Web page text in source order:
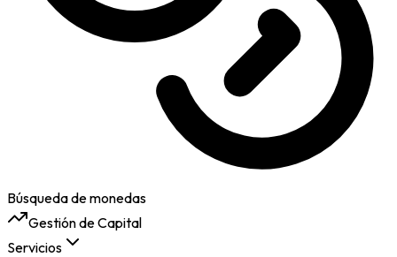
Búsqueda de monedas
Gestión de Capital
Servicios